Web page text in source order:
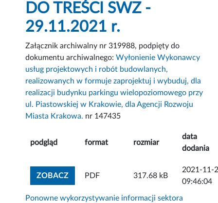
DO TREŚCI SWZ -
29.11.2021 r.
Załącznik archiwalny nr 319988, podpięty do
dokumentu archiwalnego:Wyłonienie Wykonawcy
usług projektowych i robót budowlanych,
realizowanych w formuje zaprojektuj i wybuduj, dla
realizacji budynku parkingu wielopoziomowego przy
ul. Piastowskiej w Krakowie, dla Agencji Rozwoju
Miasta Krakowa. nr 147435
podgląd format rozmiar
data
dodania
ZOBACZZOBACZ ZAŁĄCZNIK
PDF 317.68 kB
2021-11-
09:46:04
Ponowne wykorzystywanie informacji sektora